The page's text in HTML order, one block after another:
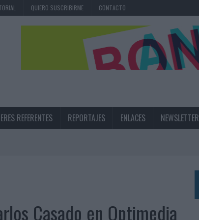
QUIERO SUSCRIBIRME CONTACTO
REFERENTES REPORTAJES ENLACES NEWSLETTER
Y SUPERA AL MÓVIL COMO DISPOSITIVO MÁS UTILIZADO
Casado en Optimedia